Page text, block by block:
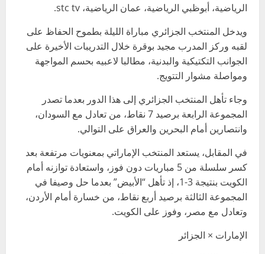
الرياضية، أبوظبي الرياضية، عمان الرياضية، stc tv.
ويدخل المنتخب الجزائري مباراة الليلة بطموح الحفاظ على
لقبه وركز المدرب مجيد بوقرة خلال التدريبات الأخيرة على
الجوانب التكتيكية والبدنية، مطالبا لاعبيه بحسم المواجهة
ومواصلة مشوار التتويج.
وجاء تأهل المنتخب الجزائري إلى هذا الدور بعدما تصدر
المجموعة الرابعة برصيد 7 نقاط، من تعادل مع السودان،
وانتصارين أمام البحرين والعراق على التوالي.
في المقابل، يستعد المنتخب الإماراتي بمعنويات مرتفعة بعد
كسر سلسلة من 5 مباريات دون فوز، واستعادة توازنه أمام
الكويت بنتيجة 3-1، إذ تأهل “الأبيض” بعدما حل وصيفا في
المجموعة الثالثة برصيد أربع نقاط، من خسارة أمام الأردن،
وتعادل مع مصر، وفوز على الكويت.
الإمارات × الجزائر